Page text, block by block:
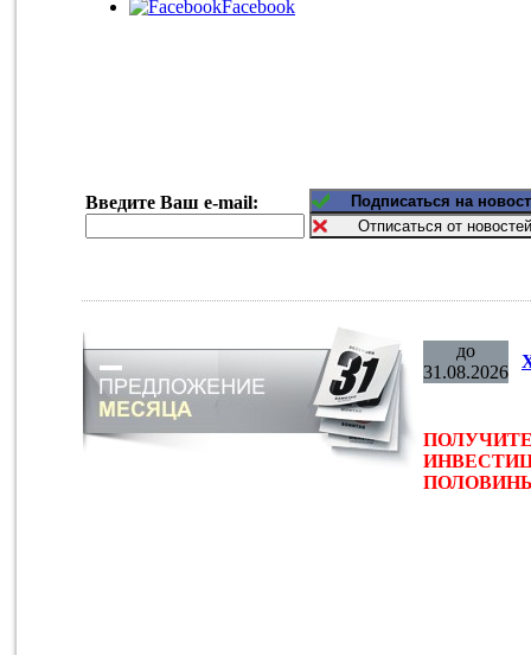
Facebook
Введите Ваш e-mail:
до
31.08.2026
ПОЛОВИНЫ